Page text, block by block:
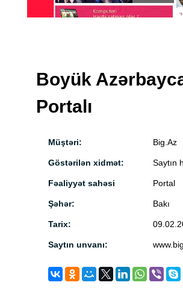
Boyük
Portalı
Müştəri: Big.Az
Göstərilən xidmət: Saytın
Fəaliyyət sahəsi Portal
Şəhər: Bakı
Tarix:
Saytın unvanı: